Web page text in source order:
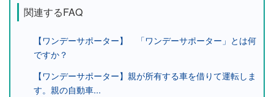
関連するFAQ
【ワンデーサポーター】 「ワンデーサポーター」とは何
ですか？
【ワンデーサポーター】親が所有する車を借りて運転しま
す。親の自動車...